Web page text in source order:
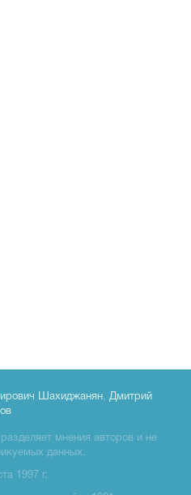
Шахиджанян, Дмитрий
мнения авторов и не
данных.
1997 г.